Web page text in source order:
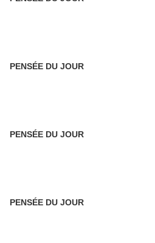
PENSÉE DU JOUR
PENSÉE DU JOUR
PENSÉE DU JOUR